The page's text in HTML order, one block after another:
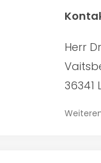
Herr
36341